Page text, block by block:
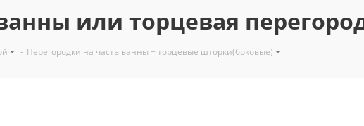
или торцевая
- Перегородки на часть ванны + торцевые шторки(боковые)